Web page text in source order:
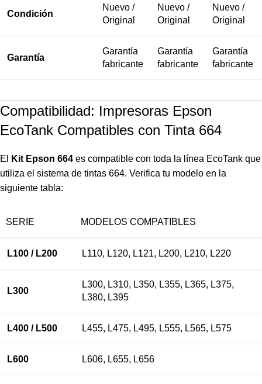
Condición
Nuevo /
Original
Nuevo /
Original
Nuevo /
Original
Garantía
Garantía
fabricante
Garantía
fabricante
Garantía
fabricante
Compatibilidad: Impresoras Epson
EcoTank Compatibles con Tinta 664
El Kit Epson 664 es compatible con toda la línea EcoTank que
utiliza el sistema de tintas 664. Verifica tu modelo en la
siguiente tabla:
SERIE MODELOS COMPATIBLES
L100 / L200 L110, L120, L121, L200, L210, L220
L300
L300, L310, L350, L355, L365, L375,
L380, L395
L400 / L500 L455, L475, L495, L555, L565, L575
L600 L606, L655, L656